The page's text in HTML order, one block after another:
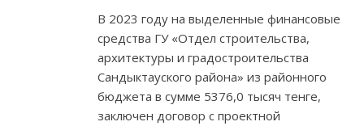
В 2023 году на выделенные финансовые
средства ГУ «Отдел строительства,
архитектуры и градостроительства
Сандыктауского района» из районного
бюджета в сумме 5376,0 тысяч тенге,
заключен договор с проектной